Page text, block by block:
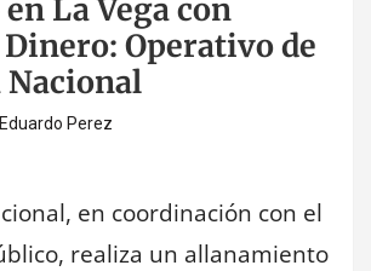
La Vega con
Operativo de
Eduardo Perez
en coordinación con el
realiza un allanamiento